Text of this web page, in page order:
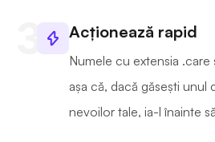
Acționează rapid
Numele cu extensia .care
așa că, dacă găsești unul
nevoilor tale, ia-l înainte